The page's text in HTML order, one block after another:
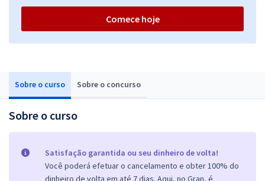
Sobre o curso Sobre o concurso
Sobre o curso
Satisfação garantida ou seu dinheiro de volta!
Você poderá efetuar o cancelamento e obter 100% do
dinheiro de volta em até 7 dias. Aqui, no Gran, é
Comece hoje